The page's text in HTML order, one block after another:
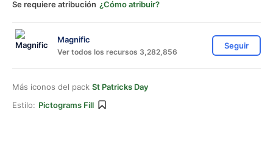
Se requiere atribución ¿Cómo atribuir?
Magnific
Ver todos los recursos 3,282,856
Seguir
Más iconos del pack St Patricks Day
Estilo: Pictograms Fill